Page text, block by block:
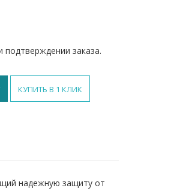
подтверждении заказа.
КУПИТЬ В 1 КЛИК
надежную защиту от